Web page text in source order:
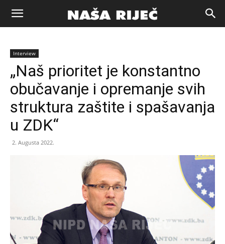
Naša
riječ
Zenica
Interview
„Naš prioritet je konstantno
obučavanje i opremanje svih
struktura zaštite i spašavanja
u ZDK“
2. Augusta 2022.